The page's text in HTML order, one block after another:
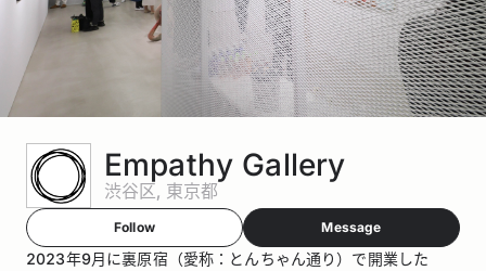
Empathy Gallery
渋谷区, 東京都
Follow Message
2023年9月に裏原宿（愛称：とんちゃん通り）で開業した